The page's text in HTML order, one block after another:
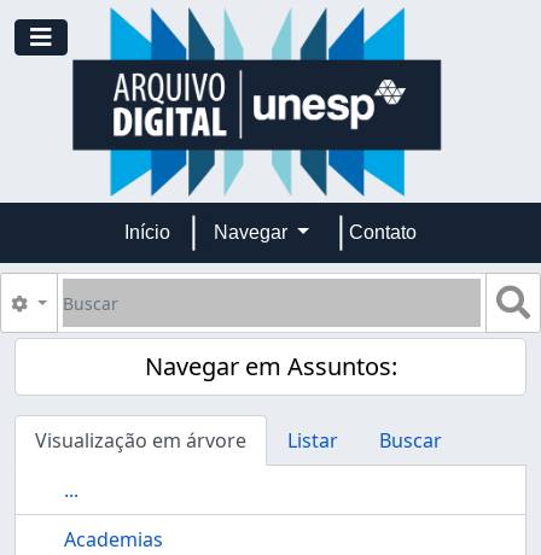
Skip to main content
Toggle navigation
Início Navegar Contato
Buscar
Opções de busca
Navegar em Assuntos:
Visualização em árvore Listar
Buscar
...
Academias